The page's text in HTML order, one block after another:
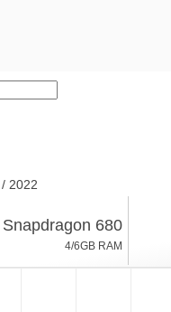
2022
12
Snapdragon 680
4/6GB RAM